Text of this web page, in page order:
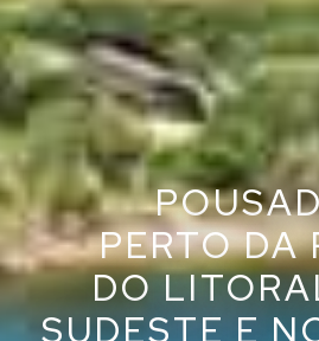
PERTO DA
DO
SUDESTE E